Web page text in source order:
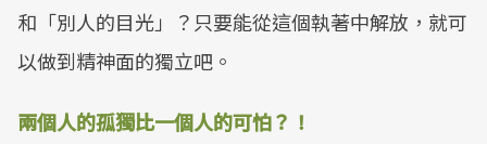
和「別人的目光」？只要能從這個執著中解放，就可
以做到精神面的獨立吧。
兩個人的孤獨比一個人的可怕？！